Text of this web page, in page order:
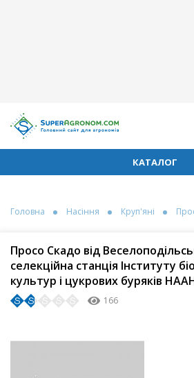
КАТАЛОГ
Головна Насіння Круп'яні
Просо Скадо від
селекційна станція Інституту
культур і цукрових буряків
166